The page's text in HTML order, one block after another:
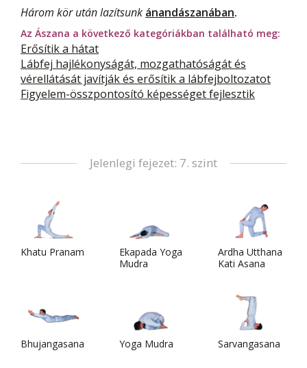
Három kör után lazítsunk ánandászanában.
Az Ászana a következő kategóriákban található meg:
Erősítik a hátat
Lábfej hajlékonyságát, mozgathatóságát és
vérellátását javítják és erősítik a lábfejboltozatot
Figyelem-összpontosító képességet fejlesztik
Jelenlegi fejezet: 7. szint
Khatu Pranam
Ekapada Yoga
Mudra
Ardha Utthana
Kati Asana
Bhujangasana Yoga Mudra Sarvangasana